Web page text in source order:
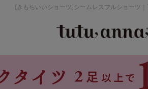
[きもちいいショーツ]シームレスフルショーツ
価格帯